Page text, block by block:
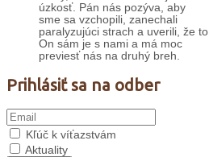
úzkosť. Pán nás pozýva, aby
sme sa vzchopili, zanechali
paralyzujúci strach a uverili, že to
On sám je s nami a má moc
previesť nás na druhý breh.
Prihlásiť sa na odber
Kľúč k víťazstvám
Aktuality